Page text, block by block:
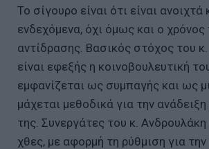
Το σίγουρο είναι ότι είναι ανοιχτά
ενδεχόμενα, όχι όμως και ο χρόνος
αντίδρασης. Βασικός στόχος του
είναι εφεξής η κοινοβουλευτική
εμφανίζεται ως συμπαγής και ως
μάχεται μεθοδικά για την
της. Συνεργάτες του κ.
χθες, με αφορμή τη ρύθμιση για